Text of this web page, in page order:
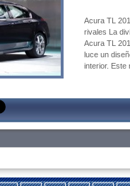
Acura TL
rivales La
Acura TL
luce un
interior.